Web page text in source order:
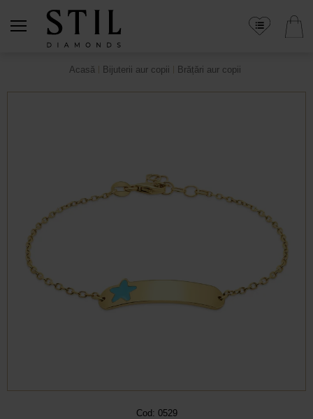
Acasă Bijuterii aur copii Brățări aur copii
Cod: 0529